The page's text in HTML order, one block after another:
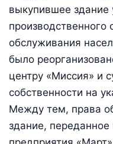
выкупившее здание
производственного
обслуживания
было
центру «Миссия» и
собственности на
Между тем, права
здание,